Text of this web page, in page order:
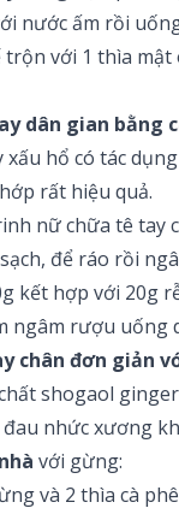
nước ấm rồi
với 1 thìa
dân gian bằng
xấu hổ có tác
rất hiệu quả.
nữ chữa tê tay
để ráo rồi
kết hợp với 20g
ngâm rượu uống
chân đơn giản
shogaol
nhức xương
với gừng:
và 2 thìa cà